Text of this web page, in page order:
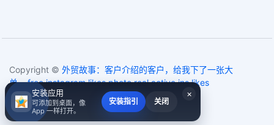
Copyright © 外贸故事：客户介绍的客户，给我下了一张大
单....free instagram likes photo,real active ins likes
2017~2026
×
安装应用
可添加到桌面，像
App 一样打开。
安装指引 关闭